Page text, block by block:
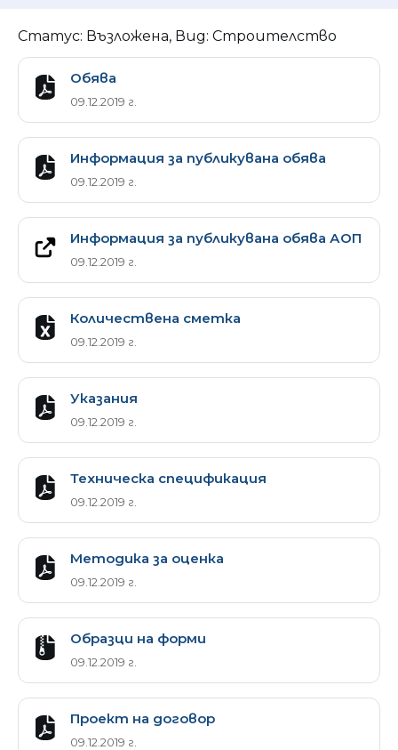
Статус: Възложена, Вид: Строителство
Обява
09.12.2019 г.
Информация за публикувана обява
09.12.2019 г.
Информация за публикувана обява АОП
09.12.2019 г.
Количествена сметка
09.12.2019 г.
Указания
09.12.2019 г.
Техническа спецификация
09.12.2019 г.
Методика за оценка
09.12.2019 г.
Образци на форми
09.12.2019 г.
Проект на договор
09.12.2019 г.